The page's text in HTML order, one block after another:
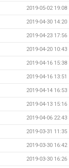
2019-05-02 19:08
2019-04-30 14:20
2019-04-23 17:56
2019-04-20 10:43
2019-04-16 15:38
2019-04-16 13:51
2019-04-14 16:53
2019-04-13 15:16
2019-04-06 22:43
2019-03-31 11:35
2019-03-30 16:42
2019-03-30 16:26